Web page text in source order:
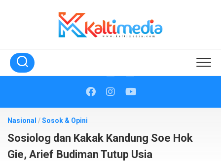
Nasional /Sosok & Opini
Sosiolog dan Kakak Kandung Soe Hok
Gie, Arief Budiman Tutup Usia